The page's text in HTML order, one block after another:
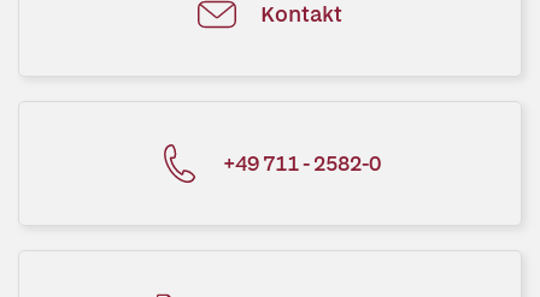
Kontakt
+49 711 - 2582-0